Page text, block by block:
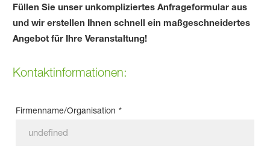
Füllen Sie unser unkompliziertes Anfrageformular aus
und wir erstellen Ihnen schnell ein maßgeschneidertes
Angebot für Ihre Veranstaltung!
Kontaktinformationen:
Firmenname/Organisation *